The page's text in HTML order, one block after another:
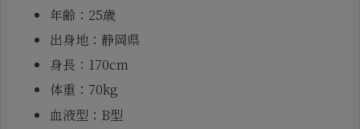
年齢：25歳
出身地：静岡県
身長：170cm
体重：70kg
血液型：B型